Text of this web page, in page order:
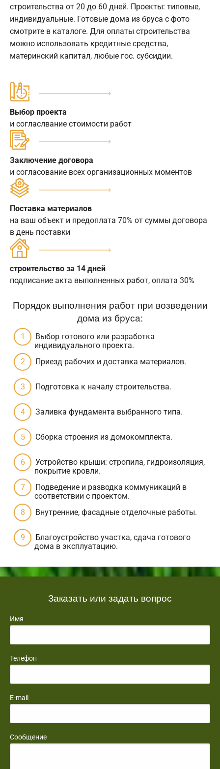
строительства от 20 до 60 дней. Проекты: типовые,
индивидуальные. Готовые дома из бруса с фото
смотрите в каталоге. Для оплаты строительства
можно использовать кредитные средства,
материнский капитал, любые гос. субсидии.
Выбор проекта
и согласлвание стоимости работ
Заключение договора
и согласование всех организационных моментов
Поставка материалов
на ваш объект и предоплата 70% от суммы договора
в день поставки
строительство за 14 дней
подписание акта выполненных работ, оплата 30%
Порядок выполнения работ при возведении
дома из бруса:
Выбор готового или разработка
индивидуального проекта.
Приезд рабочих и доставка материалов.
Подготовка к началу строительства.
Заливка фундамента выбранного типа.
Сборка строения из домокомплекта.
Устройство крыши: стропила, гидроизоляция,
покрытие кровли.
Подведение и разводка коммуникаций в
соответствии с проектом.
Внутренние, фасадные отделочные работы.
Благоустройство участка, сдача готового
дома в эксплуатацию.
Заказать или задать вопрос
Имя
Телефон
E-mail
Сообщение